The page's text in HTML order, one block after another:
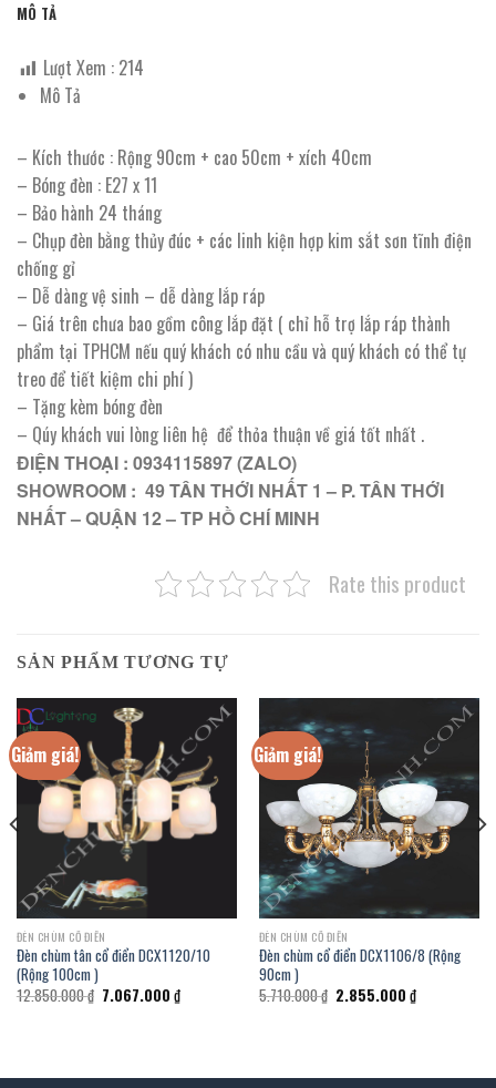
MÔ TẢ
Lượt Xem : 214
Mô Tả
– Kích thước : Rộng 90cm + cao 50cm + xích 40cm
– Bóng đèn : E27 x 11
– Bảo hành 24 tháng
– Chụp đèn bằng thủy đúc + các linh kiện hợp kim sắt sơn tĩnh điện
chống gỉ
– Dễ dàng vệ sinh – dễ dàng lắp ráp
– Giá trên chưa bao gồm công lắp đặt ( chỉ hỗ trợ lắp ráp thành
phẩm tại TPHCM nếu quý khách có nhu cầu và quý khách có thể tự
treo để tiết kiệm chi phí )
– Tặng kèm bóng đèn
– Qúy khách vui lòng liên hệ để thỏa thuận về giá tốt nhất .
ĐIỆN THOẠI : 0934115897 (ZALO)
SHOWROOM : 49 TÂN THỚI NHẤT 1 – P. TÂN THỚI
NHẤT – QUẬN 12 – TP HỒ CHÍ MINH
Rate this product
SẢN PHẨM TƯƠNG TỰ
Giảm giá!
ĐÈN CHÙM CỔ ĐIỂN
Đèn chùm tân cổ điển DCX1120/10
(Rộng 100cm )
12.850.000₫ Giá
gốc
7.067.000 ₫Giá
hiện
Giảm giá!
ĐÈN CHÙM CỔ ĐIỂN
Đèn chùm cổ điển DCX1106/8 (Rộng
90cm )
5.710.000₫ Giá
gốc
2.855.000 ₫Giá
hiện